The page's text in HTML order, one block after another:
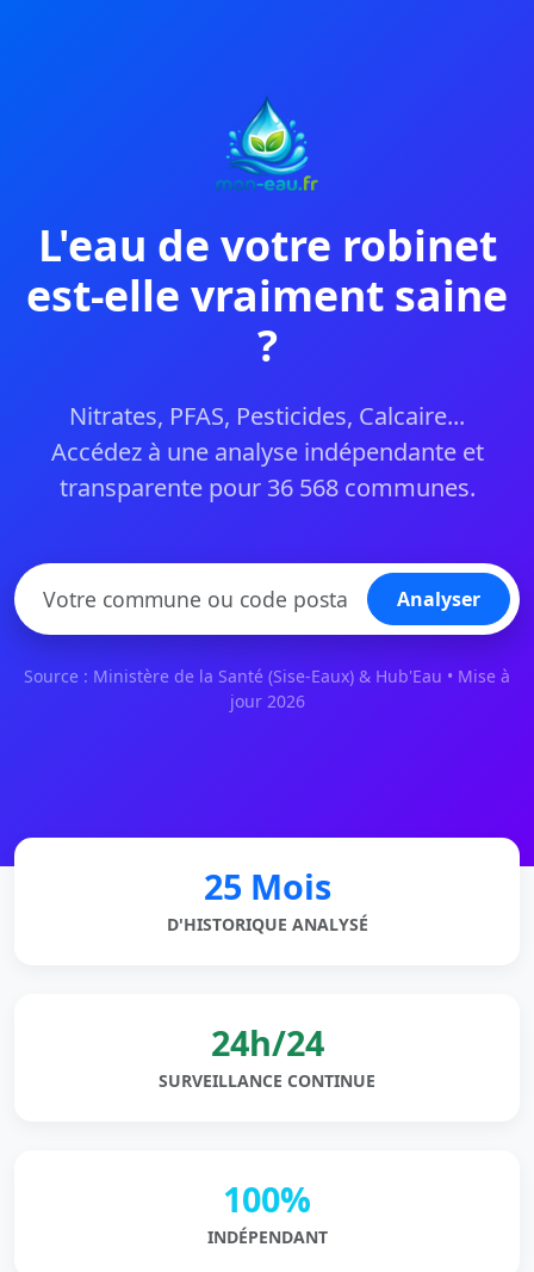
L'eau de votre robinet
est-elle vraiment saine
?
Nitrates, PFAS, Pesticides, Calcaire...
Accédez à une analyse indépendante et
transparente pour 36 568 communes.
Analyser
Source : Ministère de la Santé (Sise-Eaux) & Hub'Eau • Mise à
jour 2026
25 Mois
D'HISTORIQUE ANALYSÉ
24h/24
SURVEILLANCE CONTINUE
100%
INDÉPENDANT